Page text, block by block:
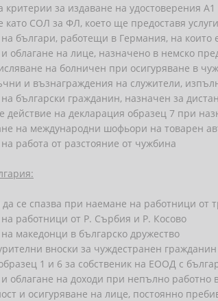
за издаване на удостоверения А1
като СОЛ за ФЛ, което ще предоставя
българи, работещи в Германия, на които
облагане на лице, назначено в немско
на болничен при осигуряване в
и възнаграждeния на служители,
български гражданин, назначен за
действие на декларация образец 7 при
на международни шофьори на товарен
работа от разстояние от чужбина
се спазва при наемане на работници от
работници от Р. Сърбия и Р. Косово
македонци в българско дружество
вноски за чуждестранен
1 и 6 за собственик на ЕООД с
облагане на доходи при непълно
и осигуряване на лице, постоянно